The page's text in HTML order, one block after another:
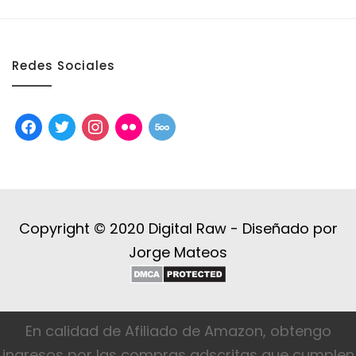
Redes Sociales
facebook
twitterinstagram
flickr 500px
Copyright © 2020 Digital Raw - Diseñado por
Jorge Mateos
En calidad de Afiliado de Amazon, obtengo